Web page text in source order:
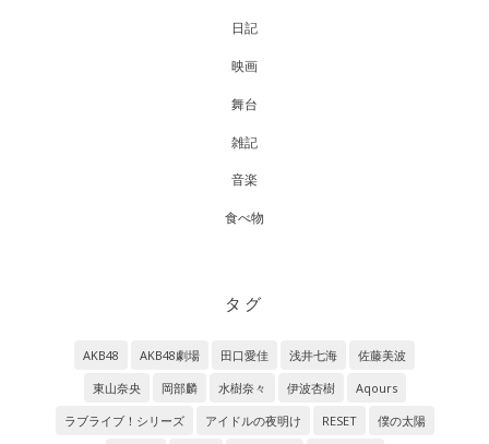
日記
映画
舞台
雑記
音楽
食べ物
タグ
AKB48 AKB48劇場 田口愛佳 浅井七海
佐藤美波
東山奈央
岡部麟 水樹奈々 伊波杏樹
Aqours
ラブライブ！シリーズ
アイドルの夜明け RESET
僕の太陽